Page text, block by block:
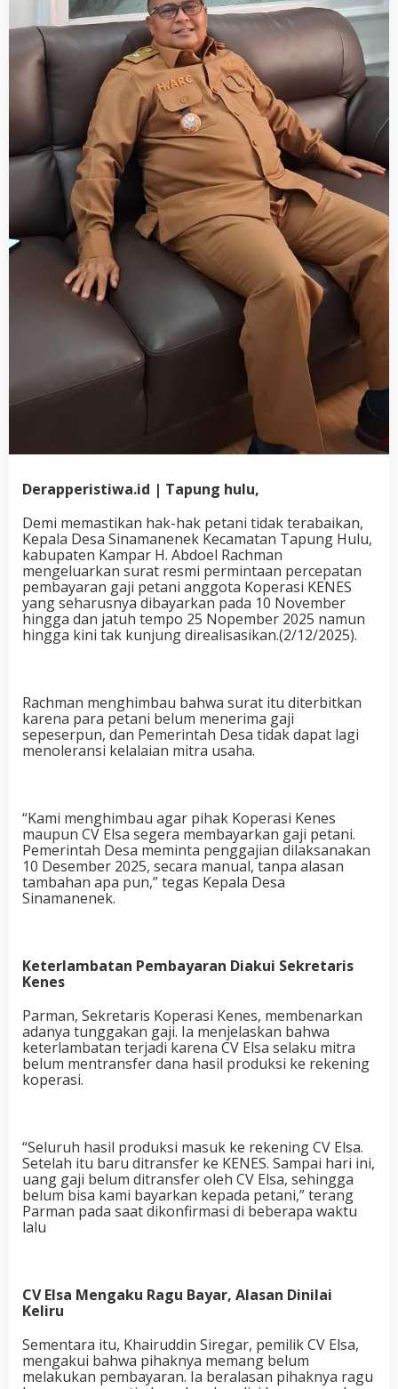
Derapperistiwa.id | Tapung hulu,
Demi memastikan hak-hak petani tidak terabaikan,
Kepala Desa Sinamanenek Kecamatan Tapung Hulu,
kabupaten Kampar H. Abdoel Rachman
mengeluarkan surat resmi permintaan percepatan
pembayaran gaji petani anggota Koperasi KENES
yang seharusnya dibayarkan pada 10 November
hingga dan jatuh tempo 25 Nopember 2025 namun
hingga kini tak kunjung direalisasikan.(2/12/2025).
Rachman menghimbau bahwa surat itu diterbitkan
karena para petani belum menerima gaji
sepeserpun, dan Pemerintah Desa tidak dapat lagi
menoleransi kelalaian mitra usaha.
“Kami menghimbau agar pihak Koperasi Kenes
maupun CV Elsa segera membayarkan gaji petani.
Pemerintah Desa meminta penggajian dilaksanakan
10 Desember 2025, secara manual, tanpa alasan
tambahan apa pun,” tegas Kepala Desa
Sinamanenek.
Keterlambatan Pembayaran Diakui Sekretaris
Kenes
Parman, Sekretaris Koperasi Kenes, membenarkan
adanya tunggakan gaji. Ia menjelaskan bahwa
keterlambatan terjadi karena CV Elsa selaku mitra
belum mentransfer dana hasil produksi ke rekening
koperasi.
“Seluruh hasil produksi masuk ke rekening CV Elsa.
Setelah itu baru ditransfer ke KENES. Sampai hari ini,
uang gaji belum ditransfer oleh CV Elsa, sehingga
belum bisa kami bayarkan kepada petani,” terang
Parman pada saat dikonfirmasi di beberapa waktu
lalu
CV Elsa Mengaku Ragu Bayar, Alasan Dinilai
Keliru
Sementara itu, Khairuddin Siregar, pemilik CV Elsa,
mengakui bahwa pihaknya memang belum
melakukan pembayaran. Ia beralasan pihaknya ragu